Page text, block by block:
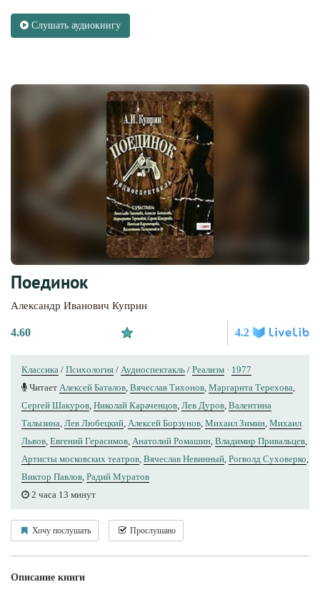
Слушать аудиокнигу
Поединок
Александр Иванович Куприн
4.60 4.2
Классика / Психология / Аудиоспектакль / Реализм · 1977
Читает Алексей Баталов, Вячеслав Тихонов, Маргарита Терехова,
Сергей Шакуров, Николай Караченцов, Лев Дуров, Валентина
Талызина, Лев Любецкий, Алексей Борзунов, Михаил Зимин, Михаил
Львов, Евгений Герасимов, Анатолий Ромашин, Владимир Привальцев,
Артисты московских театров, Вячеслав Невинный, Рогволд Суховерко,
Виктор Павлов, Радий Муратов
2 часа 13 минут
Хочу послушать Прослушано
Описание книги